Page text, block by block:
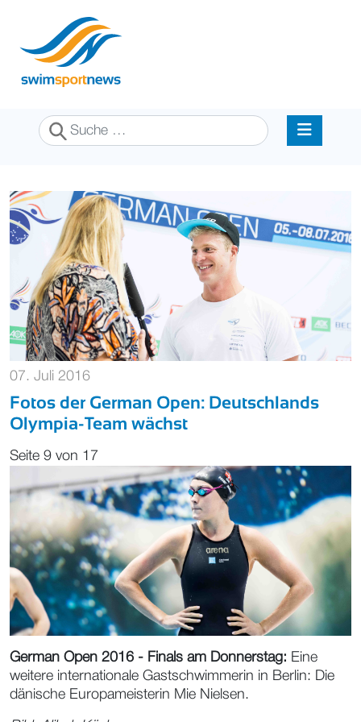
Suchen
07. Juli 2016
Fotos der German Open: Deutschlands
Olympia-Team wächst
Seite 9 von 17
German Open 2016 - Finals am Donnerstag: Eine
weitere internationale Gastschwimmerin in Berlin: Die
dänische Europameisterin Mie Nielsen.